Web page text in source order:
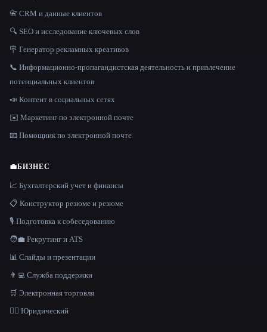
📇 CRM и данные клиентов
🔍 SEO и исследование ключевых слов
🪧 Генератор рекламных креативов
📞 Информационно-пропагандистская деятельность и привлечение
потенциальных клиентов
📣 Контент в социальных сетях
✉️ Маркетинг по электронной почте
📧 Помощник по электронной почте
💼БИЗНЕС
📈 Бухгалтерский учет и финансы
📋 Конструктор резюме и резюме
🎙️ Подготовка к собеседованию
🧑‍💼 Рекрутинг и ATS
📊 Слайды и презентации
👨‍💻 Служба поддержки
🛒 Электронная торговля
👩‍⚖️ Юридический